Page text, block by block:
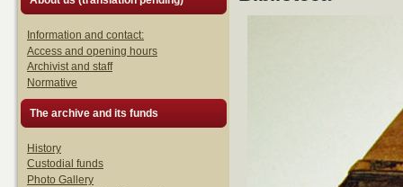
Information and contact:
Access and opening hours
Archivist and staff
Normative
The archive and its funds
History
Custodial funds
Photo Gallery